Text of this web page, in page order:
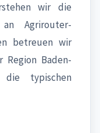
wir die
an Agrirouter-
betreuen wir
Region Baden-
typischen